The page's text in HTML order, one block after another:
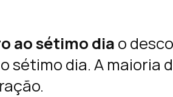
ao sétimo dia o
sétimo dia. A